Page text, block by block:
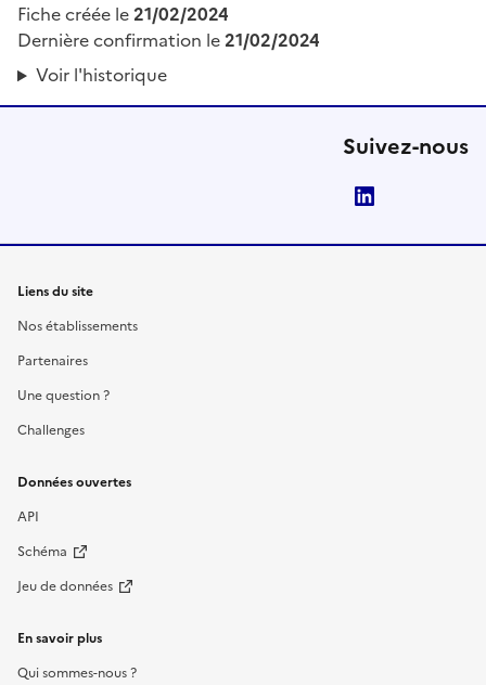
Fiche créée le21/02/2024
Dernière confirmation le21/02/2024
Voir l'historique
Suivez-nous
Liens du site
Nos établissements
Partenaires
Une question ?
Challenges
Données ouvertes
API
Schéma
Jeu de données
En savoir plus
Qui sommes-nous ?